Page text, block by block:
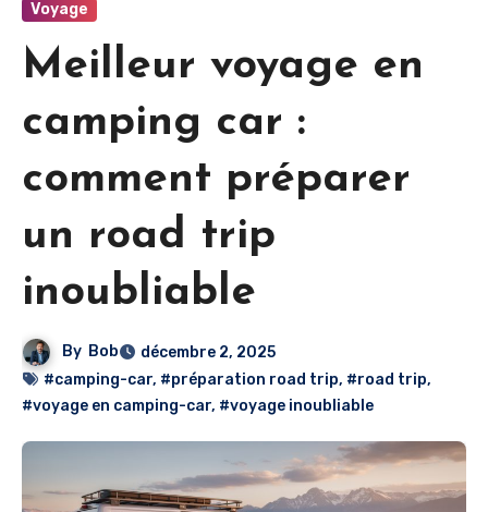
Voyage
Meilleur voyage en
camping car :
comment préparer
un road trip
inoubliable
By Bob
décembre 2, 2025
#camping-car, #préparation road trip, #road trip,
#voyage en camping-car, #voyage inoubliable